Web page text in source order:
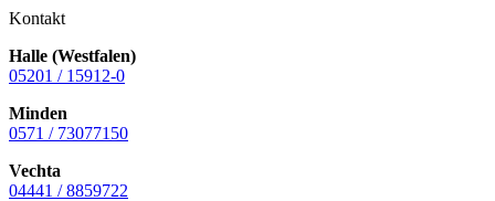
Kontakt
Halle (Westfalen)
05201 / 15912-0
Minden
0571 / 73077150
Vechta
04441 / 8859722